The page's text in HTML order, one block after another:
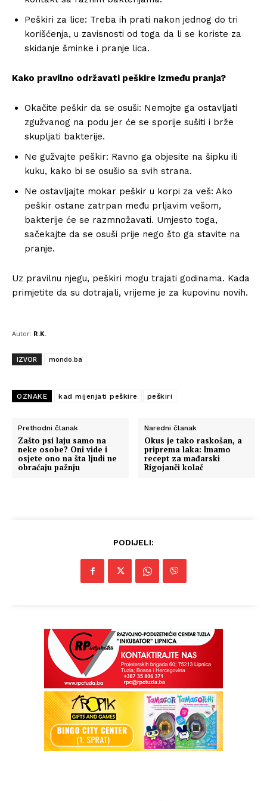
Info
Kontakt
Impressum
Peškiri za lice: Treba ih prati nakon jednog do tri
korišćenja, u zavisnosti od toga da li se koriste za
skidanje šminke i pranje lica.
Kako pravilno održavati peškire između pranja?
Okačite peškir da se osuši: Nemojte ga ostavljati
zgužvanog na podu jer će se sporije sušiti i brže
skupljati bakterije.
Ne gužvajte peškir: Ravno ga objesite na šipku ili
kuku, kako bi se osušio sa svih strana.
Ne ostavljajte mokar peškir u korpi za veš: Ako
peškir ostane zatrpan među prljavim vešom,
bakterije će se razmnožavati. Umjesto toga,
sačekajte da se osuši prije nego što ga stavite na
pranje.
Uz pravilnu njegu, peškiri mogu trajati godinama. Kada
primjetite da su dotrajali, vrijeme je za kupovinu novih.
Autor: R.K.
IZVOR mondo.ba
OZNAKE kad mijenjati peškire peškiri
Prethodni članak
Zašto psi laju samo na
neke osobe? Oni vide i
osjete ono na šta ljudi ne
obraćaju pažnju
Naredni članak
Okus je tako raskošan, a
priprema laka: Imamo
recept za mađarski
Rigojanči kolač
PODIJELI: